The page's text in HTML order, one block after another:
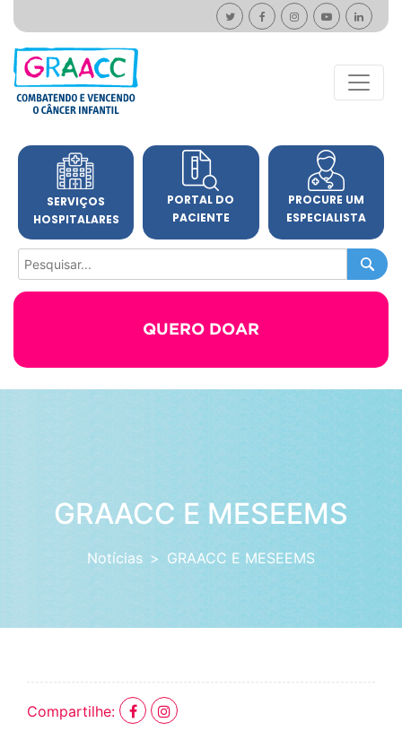
SERVIÇOS
HOSPITALARES
PORTAL DO
PACIENTE
PROCURE UM
ESPECIALISTA
QUERO DOAR
GRAACC E MESEEMS
Notícias GRAACC E MESEEMS
Compartilhe: